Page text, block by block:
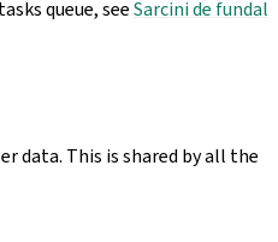
queue, seeSarcini de fundal
data. This is shared by all the